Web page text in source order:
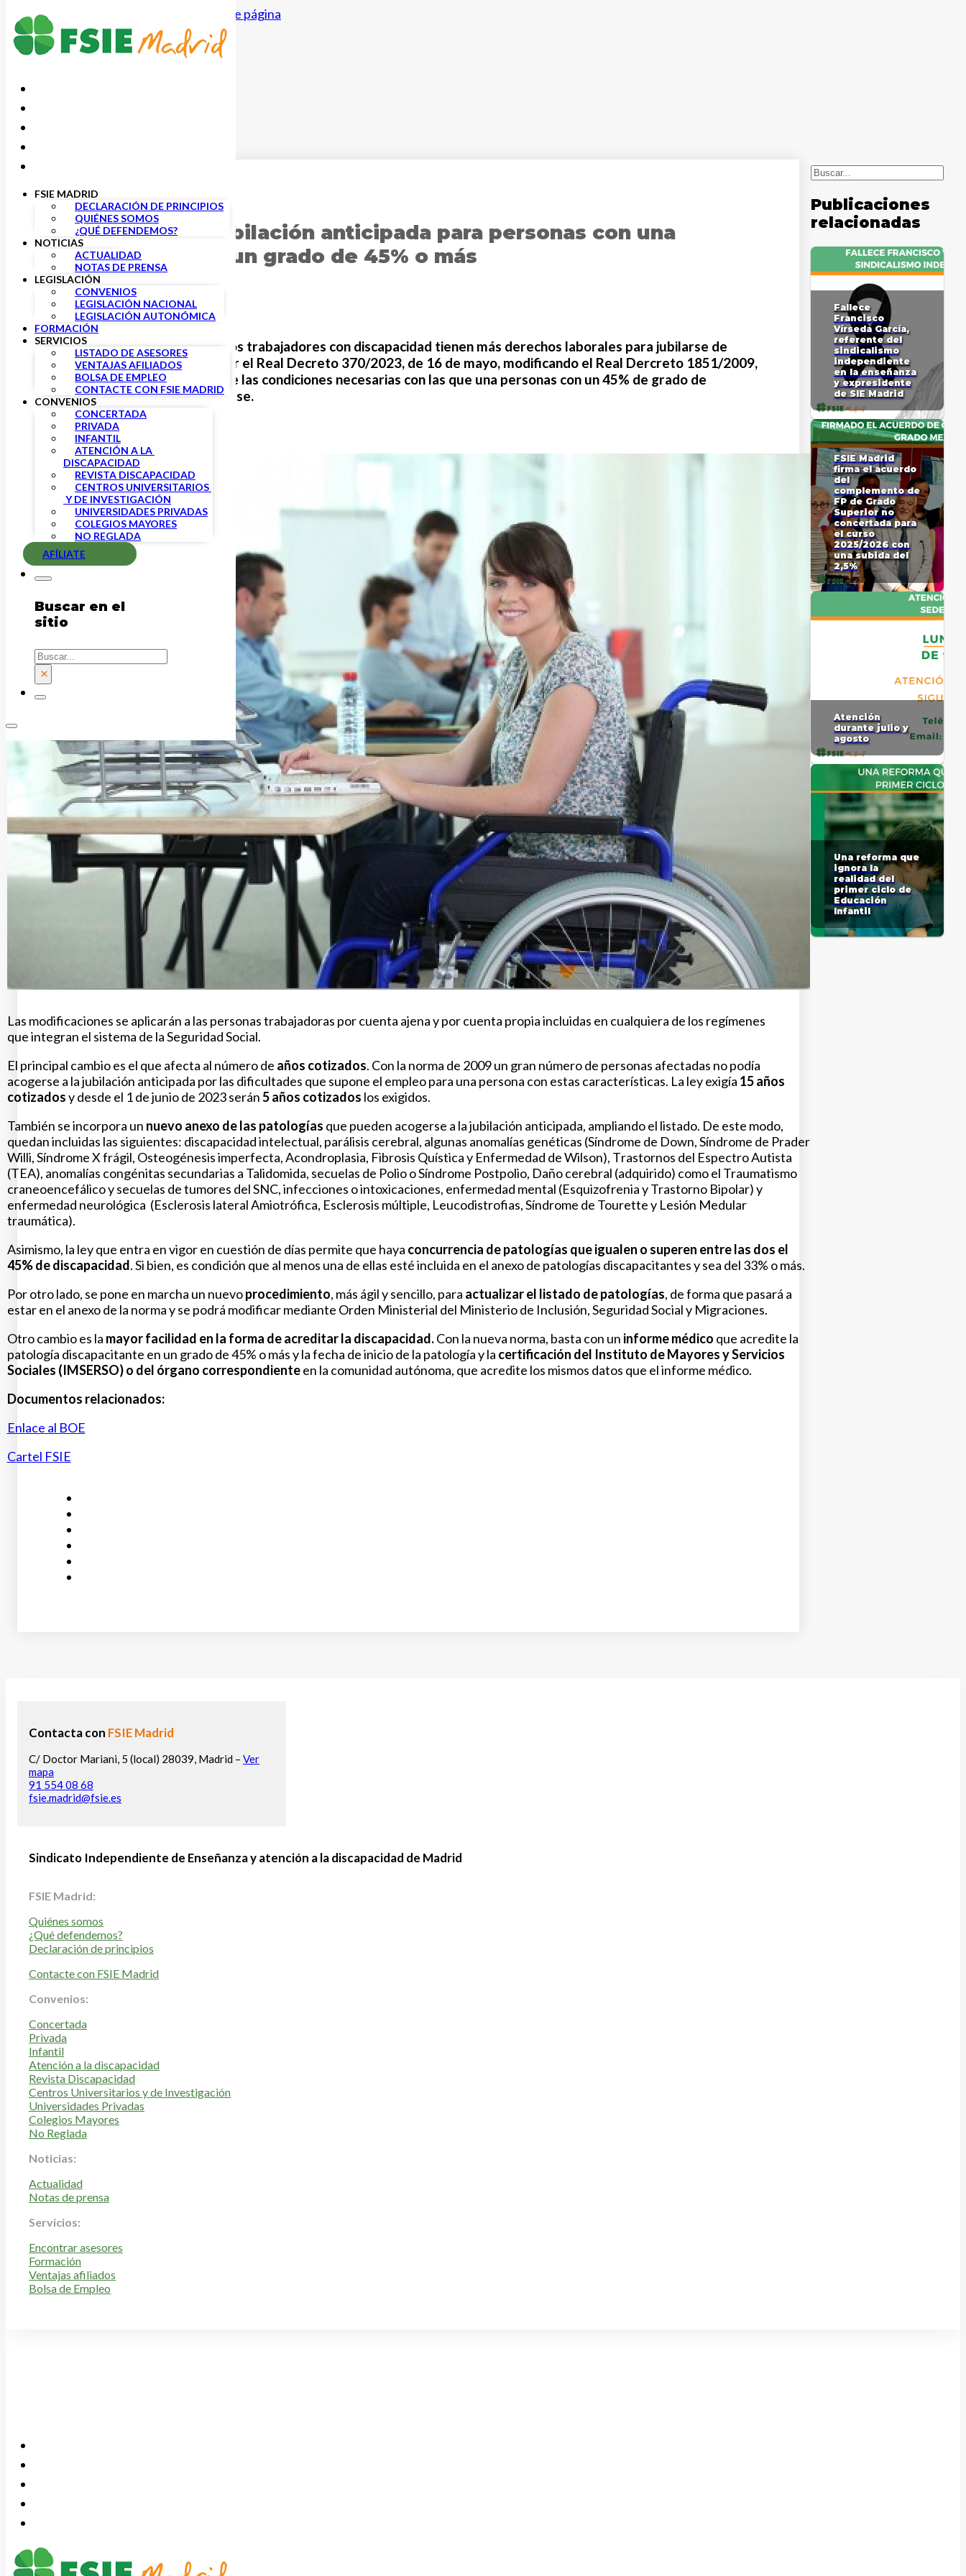
Saltar al contenido principal Saltar al pie de página
FSIE MADRID
DECLARACIÓN DE PRINCIPIOS
QUIÉNES SOMOS
¿QUÉ DEFENDEMOS?
NOTICIAS
ACTUALIDAD
NOTAS DE PRENSA
LEGISLACIÓN
CONVENIOS
LEGISLACIÓN NACIONAL
LEGISLACIÓN AUTONÓMICA
FORMACIÓN
SERVICIOS
LISTADO DE ASESORES
VENTAJAS AFILIADOS
BOLSA DE EMPLEO
CONTACTE CON FSIE MADRID
CONVENIOS
CONCERTADA
PRIVADA
INFANTIL
ATENCIÓN A LA
DISCAPACIDAD
REVISTA DISCAPACIDAD
CENTROS UNIVERSITARIOS
Y DE INVESTIGACIÓN
UNIVERSIDADES PRIVADAS
COLEGIOS MAYORES
NO REGLADA
AFÍLIATE
Buscar en el
sitio
Buscar
×
25 MAYO, 2023
Cambios en la Jubilación anticipada para personas con una
discapacidad de un grado de 45% o más
A partir del próximo 1 de junio, los trabajadores con discapacidad tienen más derechos laborales para jubilarse de
manera anticipada. Entra en vigor el Real Decreto 370/2023, de 16 de mayo, modificando el Real Dercreto 1851/2009,
de 4 de diciembre, que establece las condiciones necesarias con las que una personas con un 45% de grado de
discapacidad o máspuede jubilarse.
Las modificaciones se aplicarán a las personas trabajadoras por cuenta ajena y por cuenta propia incluidas en cualquiera de los regímenes
queintegran el sistema de la Seguridad Social.
El principal cambio es el que afecta al número de años cotizados. Con la norma de 2009 un gran número de personas afectadas no podía
acogerse a la jubilación anticipada por las dificultades que supone el empleo para una persona con estas características. La ley exigía 15 años
cotizadosy desde el 1 de junio de 2023 serán5 años cotizados los exigidos.
También se incorpora un nuevo anexo de las patologías que pueden acogerse a la jubilación anticipada, ampliando el listado. De este modo,
quedan incluidas las siguientes: discapacidad intelectual, parálisis cerebral, algunas anomalías genéticas (Síndrome de Down, Síndrome de Prader
Willi, Síndrome X frágil, Osteogénesis imperfecta, Acondroplasia, Fibrosis Quística y Enfermedad de Wilson), Trastornos del Espectro Autista
(TEA), anomalías congénitas secundarias a Talidomida, secuelas de Polio o Síndrome Postpolio, Daño cerebral (adquirido) como el Traumatismo
craneoencefálico y secuelas de tumores del SNC, infecciones o intoxicaciones, enfermedad mental (Esquizofrenia y Trastorno Bipolar) y
enfermedad neurológica (Esclerosis lateral Amiotrófica, Esclerosis múltiple, Leucodistrofias, Síndrome de Tourette y Lesión Medular
traumática).
Asimismo, la ley que entra en vigor en cuestión de días permite que haya concurrencia de patologías que igualen o superen entre las dos el
45% de discapacidad. Si bien, es condición que al menos una de ellas esté incluida en el anexo de patologías discapacitantes y sea del 33% o más.
Por otro lado, se pone en marcha un nuevoprocedimiento, más ágil y sencillo, para actualizar el listado de patologías, de forma que pasará a
estar en el anexo de la norma y se podrá modificar mediante Orden Ministerial del Ministerio de Inclusión,Seguridad Social y Migraciones.
Otro cambio es la mayor facilidad en la forma de acreditar la discapacidad.Con la nueva norma, basta con un informe médico que acredite la
patología discapacitante en un grado de 45% o más y la fecha de inicio de la patología y la certificación del Instituto de Mayores y Servicios
Sociales (IMSERSO) o del órgano correspondienteen la comunidad autónoma, que acredite los mismos datos que el informe médico.
Documentos relacionados:
Enlace al BOE
Cartel FSIE
Buscar
Publicaciones
relacionadas
Fallece
Francisco
Vírseda García,
referente del
sindicalismo
independiente
en la enseñanza
y expresidente
de SIE Madrid
FSIE Madrid
firma el acuerdo
del
complemento de
FP de Grado
Superior no
concertada para
el curso
2025/2026 con
una subida del
2,5%
Atención
durante julio y
agosto
Una reforma que
ignora la
realidad del
primer ciclo de
Educación
Infantil
Contacta con FSIE Madrid
C/ Doctor Mariani, 5 (local) 28039, Madrid – Ver
mapa
91 554 08 68
fsie.madrid@fsie.es
Sindicato Independiente de Enseñanza y atención a la discapacidad de Madrid
FSIE Madrid:
Quiénes somos
¿Qué defendemos?
Declaración de principios
Contacte con FSIE Madrid
Convenios:
Concertada
Privada
Infantil
Atención a la discapacidad
Revista Discapacidad
Centros Universitarios y de Investigación
Universidades Privadas
Colegios Mayores
No Reglada
Noticias:
Actualidad
Notas de prensa
Servicios:
Encontrar asesores
Formación
Ventajas afiliados
Bolsa de Empleo